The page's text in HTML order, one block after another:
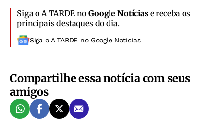
Siga o A TARDE noGoogle Notíciase receba os
principais destaques do dia.
Siga o A TARDE no Google Noticias
Compartilhe essa notícia com seus
amigos